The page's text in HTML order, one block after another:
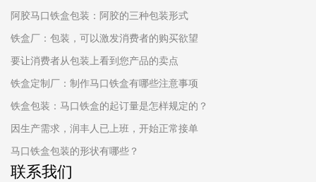
阿胶马口铁盒包装：阿胶的三种包装形式
铁盒厂：包装，可以激发消费者的购买欲望
要让消费者从包装上看到您产品的卖点
铁盒定制厂：制作马口铁盒有哪些注意事项
铁盒包装：马口铁盒的起订量是怎样规定的？
因生产需求，润丰人已上班，开始正常接单
马口铁盒包装的形状有哪些？
联系我们